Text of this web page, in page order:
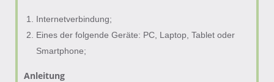
Internetverbindung;
Eines der folgende Geräte: PC, Laptop, Tablet oder
Smartphone;
Anleitung